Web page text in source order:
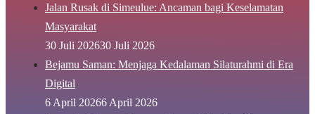
Jalan Rusak di Simeulue: Ancaman bagi Keselamatan
Masyarakat
30 Juli 202630 Juli 2026
Bejamu Saman: Menjaga Kedalaman Silaturahmi di Era
Digital
6 April 20266 April 2026